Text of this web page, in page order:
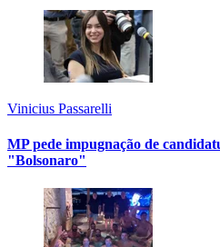
Vinicius Passarelli
MP pede impugnação de
"Bolsonaro"